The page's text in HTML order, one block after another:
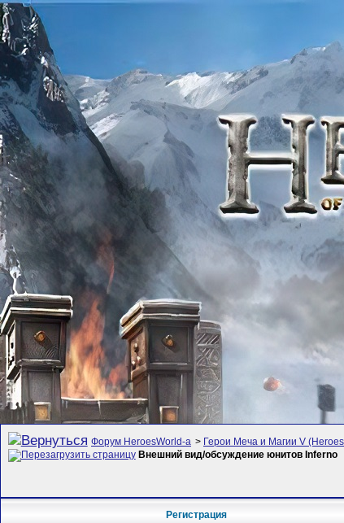
Форум HeroesWorld-а > Герои Меча и Магии V
Внешний вид/обсуждение юнитов Inferno
Регистрация